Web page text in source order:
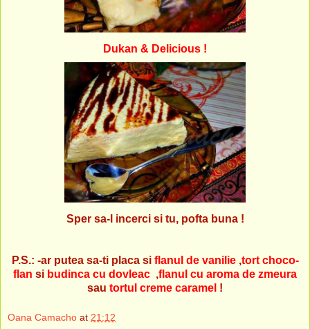
Dukan & Delicious !
Sper sa-l incerci si tu, pofta buna !
P.S.: -ar putea sa-ti placa si flanul de vanilie,tort choco-
flan si budinca cu dovleac ,flanul cu aroma de zmeura
sau tortul creme caramel !
Oana Camacho at 21:12